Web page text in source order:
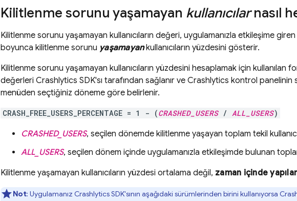
Kilitlenme sorunu yaşamayan kullanıcılarnasıl
Kilitlenme sorunu yaşamayan kullanıcıların değeri, uygulamanızla etkileşime
boyunca kilitlenme sorunu yaşamayankullanıcıların yüzdesini gösterir.
Kilitlenme sorunu yaşamayan kullanıcıların yüzdesini hesaplamak için kullanılan
değerleri Crashlytics SDK'sı tarafından sağlanır ve Crashlytics kontrol panelinin
menüden seçtiğiniz döneme göre belirlenir.
CRASH_FREE_USERS_PERCENTAGE = 1 - (CRASHED_USERS/ ALL_USERS)
CRASHED_USERS, seçilen dönemde kilitlenme yaşayan toplam tekil kullanıcı
ALL_USERS, seçilen dönem içinde uygulamanızla etkileşimde bulunan
Kilitlenme yaşamayan kullanıcıların yüzdesi ortalama değil, zaman içinde
Not: Uygulamanız CrashlyticsSDK'sının aşağıdaki sürümlerinden birini kullanıyorsa